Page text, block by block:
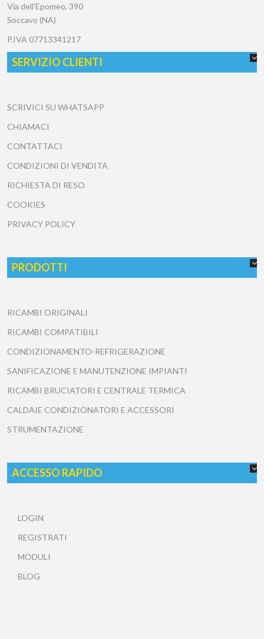
Via dell'Epomeo, 390
Soccavo (NA)
P.IVA 07713341217
SERVIZIO CLIENTI
SCRIVICI SU WHATSAPP
CHIAMACI
CONTATTACI
CONDIZIONI DI VENDITA
RICHIESTA DI RESO
COOKIES
PRIVACY POLICY
PRODOTTI
RICAMBI ORIGINALI
RICAMBI COMPATIBILI
CONDIZIONAMENTO-REFRIGERAZIONE
SANIFICAZIONE E MANUTENZIONE IMPIANTI
RICAMBI BRUCIATORI E CENTRALE TERMICA
CALDAIE CONDIZIONATORI E ACCESSORI
STRUMENTAZIONE
ACCESSO RAPIDO
LOGIN
REGISTRATI
MODULI
BLOG